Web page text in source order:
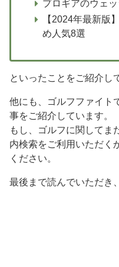
プロギアのウェ
【2024年最新版
め人気8選
といったことをご紹介し
他にも、ゴルフファイト
事をご紹介しています。
もし、ゴルフに関してま
内検索をご利用いただく
ください。
最後まで読んでいただき